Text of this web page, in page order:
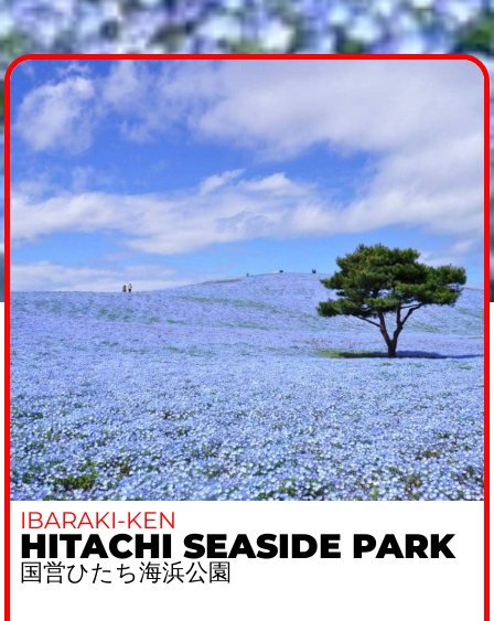
IBARAKI-KEN
HITACHI SEASIDE PARK
国営ひたち海浜公園